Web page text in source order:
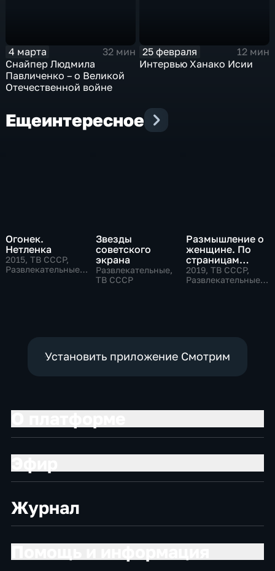
4 марта
32 мин
Снайпер Людмила
Павличенко – о Великой
Отечественной войне
25 февраля
12 мин
Интервью Ханако Исии
Ещеинтересное
Огонек.
Нетленка
2015, ТВ СССР,
Развлекательные,
Звезды
советского
экрана
Развлекательные,
ТВ СССР
Размышление о
женщине. По
страницам
советского
телевидения
2019, ТВ СССР,
Развлекательные,
Установить приложение Смотрим
Журнал